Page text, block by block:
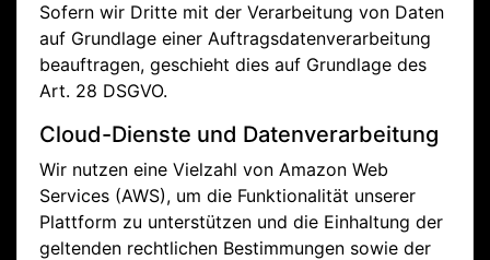
Sofern wir Dritte mit der Verarbeitung von Daten
auf Grundlage einer Auftragsdatenverarbeitung
beauftragen, geschieht dies auf Grundlage des
Art. 28 DSGVO.
Cloud-Dienste und Datenverarbeitung
Wir nutzen eine Vielzahl von Amazon Web
Services (AWS), um die Funktionalität unserer
Plattform zu unterstützen und die Einhaltung der
geltenden rechtlichen Bestimmungen sowie der